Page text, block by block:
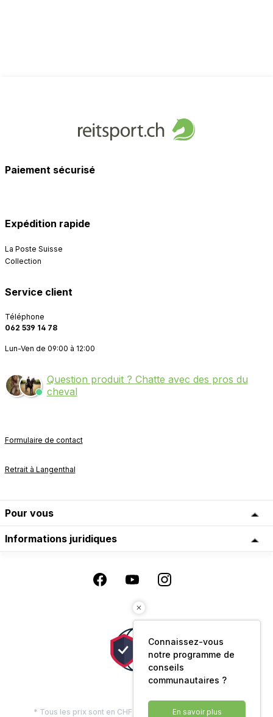
Paiement sécurisé
Expédition rapide
La Poste Suisse
Collection
Service client
Téléphone
062 539 14 78
Lun-Ven de 09:00 à 12:00
Question produit ? Chatte avec des pros du
cheval
Formulaire de contact
Retrait à Langenthal
Pour vous
Informations juridiques
* Tous les prix sont en CHF, TVA comprise, plus les frais
Connaissez-vous
notre programme de
conseils
communautaires ?
En savoir plus